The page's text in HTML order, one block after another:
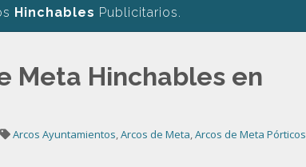
Hinchables Publicitarios.
Meta Hinchables en
Arcos Ayuntamientos,Arcos de Meta,Arcos de Meta Pórticos